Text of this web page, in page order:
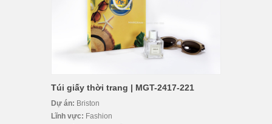
Túi giấy thời trang | MGT-2417-221
Dự án: Briston
Lĩnh vực: Fashion